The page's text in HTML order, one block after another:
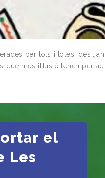
per tots i totes,
més il·lusió tenen per
el
Les